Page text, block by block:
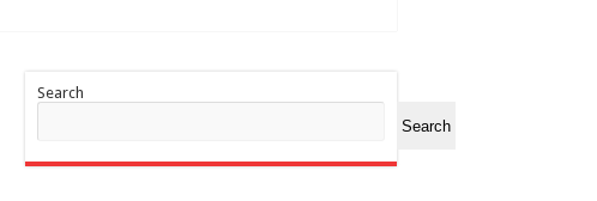
Search
Search